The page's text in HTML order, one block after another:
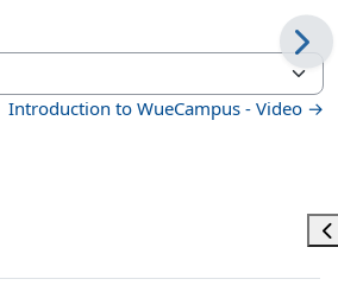
Introduction to WueCampus - Video →